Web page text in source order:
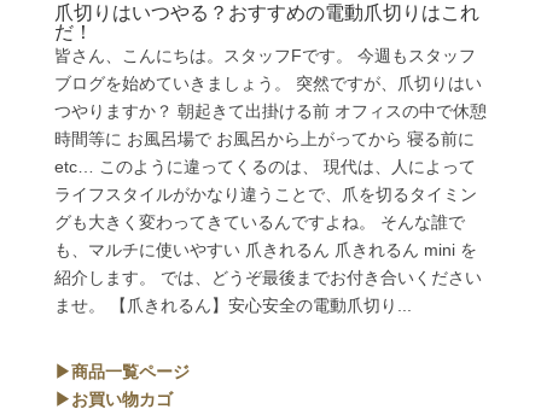
爪切りはいつやる？おすすめの電動爪切りはこれ
だ！
皆さん、こんにちは。スタッフFです。 今週もスタッフ
ブログを始めていきましょう。 突然ですが、爪切りはい
つやりますか？ 朝起きて出掛ける前 オフィスの中で休憩
時間等に お風呂場で お風呂から上がってから 寝る前に
etc… このように違ってくるのは、 現代は、人によって
ライフスタイルがかなり違うことで、爪を切るタイミン
グも大きく変わってきているんですよね。 そんな誰で
も、マルチに使いやすい 爪きれるん 爪きれるん mini を
紹介します。 では、どうぞ最後までお付き合いください
ませ。 【爪きれるん】安心安全の電動爪切り...
▶商品一覧ページ
▶お買い物カゴ